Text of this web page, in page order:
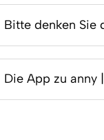
Bitte denken Sie
Die App zu anny |